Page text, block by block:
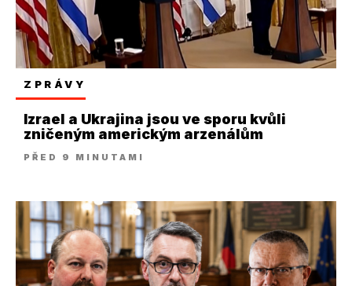
ZPRÁVY
Izrael a Ukrajina jsou ve sporu kvůli
zničeným americkým arzenálům
PŘED 9 MINUTAMI